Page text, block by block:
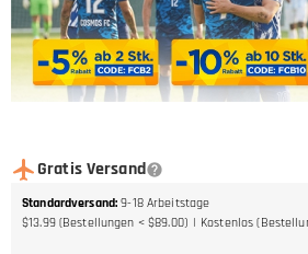
Gratis Versand
Standardversand: 9-18 Arbeitstage
$13.99 (Bestellungen < $89.00)
Kostenlos